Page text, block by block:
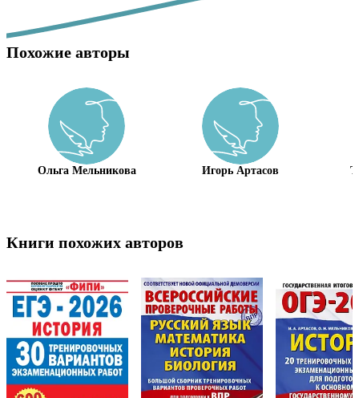
Похожие авторы
Ольга Мельникова Игорь Артасов
Книги похожих авторов